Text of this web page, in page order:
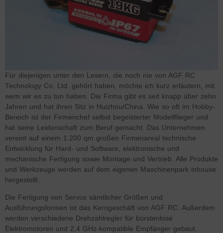
Für diejenigen unter den Lesern, die noch nie von AGF RC
Technology Co. Ltd. gehört haben, möchte ich kurz erläutern, mit
wem wir es zu tun haben. Die Firma gibt es seit knapp über zehn
Jahren und hat ihren Sitz in Huizhou/China. Wie so oft im Hobby-
Bereich ist der Firmenchef selbst begeisterter Modellflieger und
hat seine Leidenschaft zum Beruf gemacht. Das Unternehmen
vereint auf einem 1.200 qm großen Firmenareal technische
Entwicklung für Hard- und Software, elektronische und
mechanische Fertigung sowie Montage und Vertrieb. Alle Produkte
und Werkzeuge werden auf dem eigenen Maschinenpark inhouse
hergestellt.
Die Fertigung von Servos sämtlicher Größen und
Ausführungsformen ist das Kerngeschäft von AGF RC. Außerdem
werden verschiedene Drehzahlregler für bürstenlose
Elektromotoren und 2,4 GHz-kompatible Empfänger gebaut.